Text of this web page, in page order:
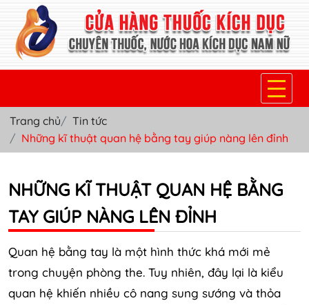
TRANG CHỦ
THUỐC KÍCH DỤC NỮ
THUỐC NƯỚC KÍCH DỤC NAM
THUỐC VIÊN KÍCH DỤC NAM
SẢN PHẨM KHÁC
TIN TỨC & BLOG
Trang chủ
Tin tức
Những kĩ thuật quan hệ bằng tay giúp nàng lên đỉnh
NHỮNG KĨ THUẬT QUAN HỆ BẰNG
TAY GIÚP NÀNG LÊN ĐỈNH
Quan hệ bằng tay là một hình thức khá mới mẻ
trong chuyện phòng the. Tuy nhiên, đây lại là kiểu
quan hệ khiến nhiều cô nang sung sướng và thỏa